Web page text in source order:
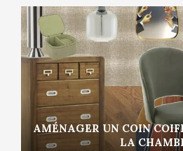
AMÉNAGER UN COIN
LA